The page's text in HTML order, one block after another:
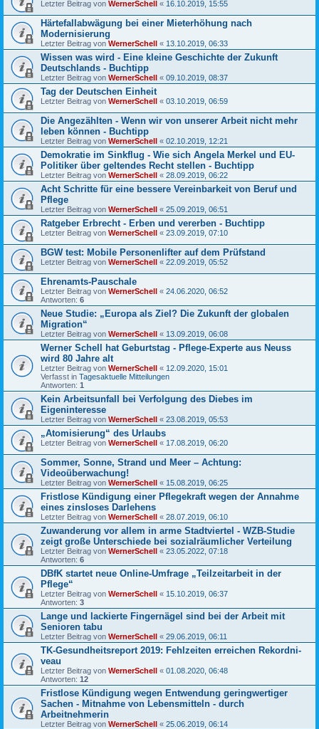
Letzter Beitrag von WernerSchell « 16.10.2019, 15:55
Härtefallabwägung bei einer Mieterhöhung nach
Modernisierung
Letzter Beitrag von WernerSchell « 13.10.2019, 06:33
Wissen was wird - Eine kleine Geschichte der Zukunft
Deutschlands - Buchtipp
Letzter Beitrag von WernerSchell « 09.10.2019, 08:37
Tag der Deutschen Einheit
Letzter Beitrag von WernerSchell « 03.10.2019, 06:59
Die Angezählten - Wenn wir von unserer Arbeit nicht mehr
leben können - Buchtipp
Letzter Beitrag von WernerSchell « 02.10.2019, 12:21
Demokratie im Sinkflug - Wie sich Angela Merkel und EU-
Politiker über geltendes Recht stellen - Buchtipp
Letzter Beitrag von WernerSchell « 28.09.2019, 06:22
Acht Schritte für eine bessere Vereinbarkeit von Beruf und
Pflege
Letzter Beitrag von WernerSchell « 25.09.2019, 06:51
Ratgeber Erbrecht - Erben und vererben - Buchtipp
Letzter Beitrag von WernerSchell « 23.09.2019, 07:10
BGW test: Mobile Personenlifter auf dem Prüfstand
Letzter Beitrag von WernerSchell « 22.09.2019, 05:52
Ehrenamts-Pauschale
Letzter Beitrag von WernerSchell « 24.06.2020, 06:52
Antworten: 6
Neue Studie: „Europa als Ziel? Die Zukunft der globalen
Migration“
Letzter Beitrag von WernerSchell « 13.09.2019, 06:08
Werner Schell hat Geburtstag - Pflege-Experte aus Neuss
wird 80 Jahre alt
Letzter Beitrag von WernerSchell « 12.09.2020, 15:01
Verfasst in Tagesaktuelle Mitteilungen
Antworten: 1
Kein Arbeitsunfall bei Verfolgung des Diebes im
Eigeninteresse
Letzter Beitrag von WernerSchell « 23.08.2019, 05:53
„Atomisierung“ des Urlaubs
Letzter Beitrag von WernerSchell « 17.08.2019, 06:20
Sommer, Sonne, Strand und Meer – Achtung:
Videoüberwachung!
Letzter Beitrag von WernerSchell « 15.08.2019, 06:25
Fristlose Kündigung einer Pflegekraft wegen der Annahme
eines zinsloses Darlehens
Letzter Beitrag von WernerSchell « 28.07.2019, 06:10
Zuwanderung vor allem in arme Stadtviertel - WZB-Studie
zeigt große Unterschiede bei sozialräumlicher Verteilung
Letzter Beitrag von WernerSchell « 23.05.2022, 07:18
Antworten: 6
DBfK startet neue Online-Umfrage „Teilzeitarbeit in der
Pflege“
Letzter Beitrag von WernerSchell « 15.10.2019, 06:37
Antworten: 3
Lange und lackierte Fingernägel sind bei der Arbeit mit
Senioren tabu
Letzter Beitrag von WernerSchell « 29.06.2019, 06:11
TK-Gesund­heits­re­port 2019: Fehl­zeiten errei­chen Rekord­ni­
veau
Letzter Beitrag von WernerSchell « 01.08.2020, 06:48
Antworten: 12
Fristlose Kündigung wegen Entwendung geringwertiger
Sachen - Mitnahme von Lebensmitteln - durch
Arbeitnehmerin
Letzter Beitrag von WernerSchell « 25.06.2019, 06:14